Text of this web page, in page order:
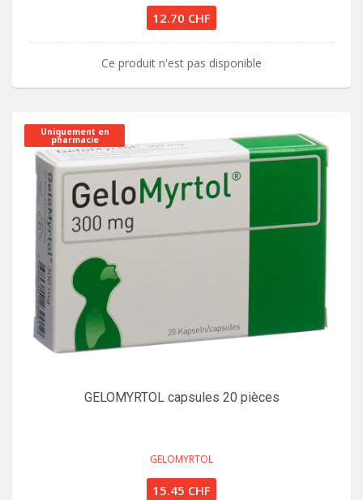
12.70 CHF
Ce produit n'est pas disponible
Uniquement en
pharmacie
GELOMYRTOL capsules 20 pièces
GELOMYRTOL
15.45 CHF